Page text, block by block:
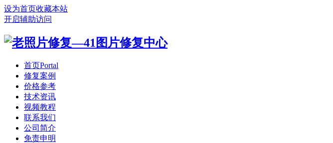
设为首页收藏本站
开启辅助访问
首页Portal
修复案例
价格参考
技术资讯
视频教程
联系我们
公司简介
免责申明